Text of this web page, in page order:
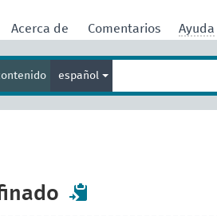
Acerca de Comentarios Ayuda
español
term